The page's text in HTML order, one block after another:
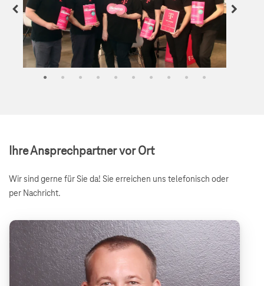
Zurück
Ihre Ansprechpartner vor Ort
Wir sind gerne für Sie da! Sie erreichen uns telefonisch oder
per Nachricht.